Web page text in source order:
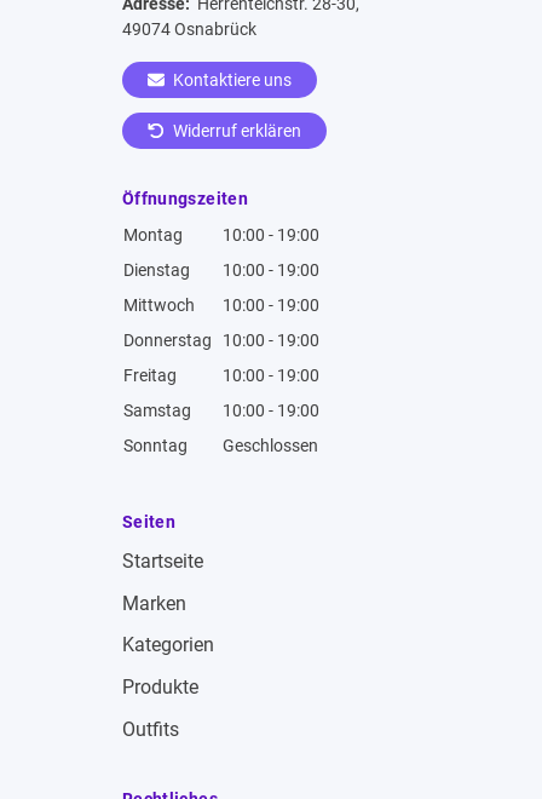
49074 Osnabrück
Kontaktiere uns
Widerruf erklären
Öffnungszeiten
Montag
10:00 - 19:00
Dienstag
10:00 - 19:00
Mittwoch
10:00 - 19:00
Donnerstag
10:00 - 19:00
Freitag
10:00 - 19:00
Samstag
10:00 - 19:00
Sonntag
Geschlossen
Seiten
Startseite
Marken
Kategorien
Produkte
Outfits